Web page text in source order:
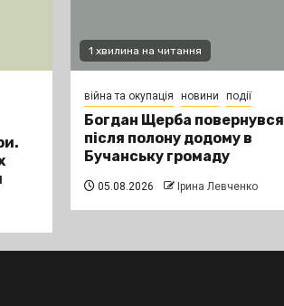
1 хвилина на читання
війна та окупація новини події
Богдан Щерба повернувся
після полону додому в
Бучанську громаду
05.08.2026 Ірина Левченко